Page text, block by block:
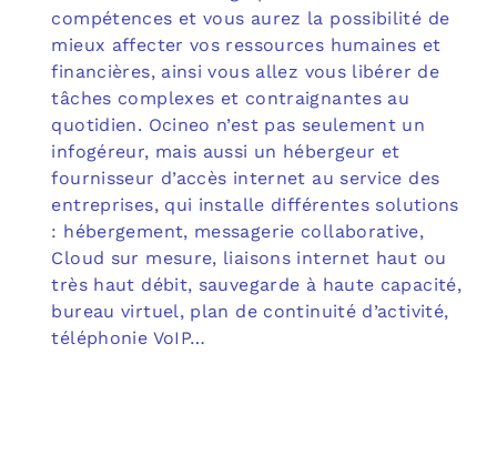
compétences et vous aurez la possibilité de
mieux affecter vos ressources humaines et
financières, ainsi vous allez vous libérer de
tâches complexes et contraignantes au
quotidien. Ocineo n’est pas seulement un
infogéreur, mais aussi un hébergeur et
fournisseur d’accès internet au service des
entreprises, qui installe différentes solutions
: hébergement, messagerie collaborative,
Cloud sur mesure, liaisons internet haut ou
très haut débit, sauvegarde à haute capacité,
bureau virtuel, plan de continuité d’activité,
téléphonie VoIP…